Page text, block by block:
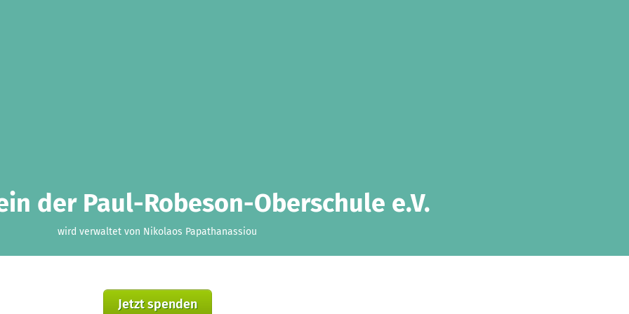
der Paul-Robeson-Oberschule e.V.
wird verwaltet von Nikolaos Papathanassiou
Jetzt spenden